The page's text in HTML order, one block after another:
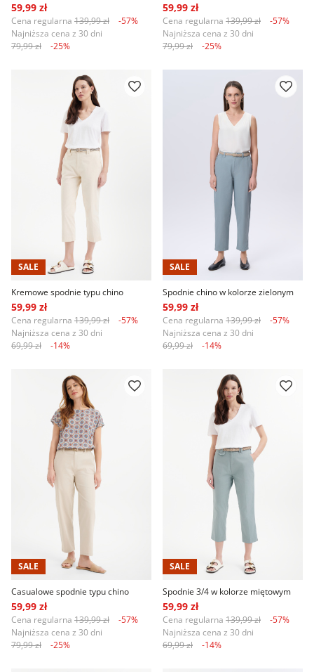
59,99 zł
Cena regularna 139,99 zł
-57%
Najniższa cena z 30 dni
79,99 zł
-25%
59,99 zł
Cena regularna 139,99 zł
-57%
Najniższa cena z 30 dni
79,99 zł
-25%
SALE
Kremowe spodnie typu chino
59,99 zł
Cena regularna 139,99 zł
-57%
Najniższa cena z 30 dni
69,99 zł
-14%
SALE
Spodnie chino w kolorze zielonym
59,99 zł
Cena regularna 139,99 zł
-57%
Najniższa cena z 30 dni
69,99 zł
-14%
SALE
Casualowe spodnie typu chino
59,99 zł
Cena regularna 139,99 zł
-57%
Najniższa cena z 30 dni
79,99 zł
-25%
SALE
Spodnie 3/4 w kolorze miętowym
59,99 zł
Cena regularna 139,99 zł
-57%
Najniższa cena z 30 dni
69,99 zł
-14%